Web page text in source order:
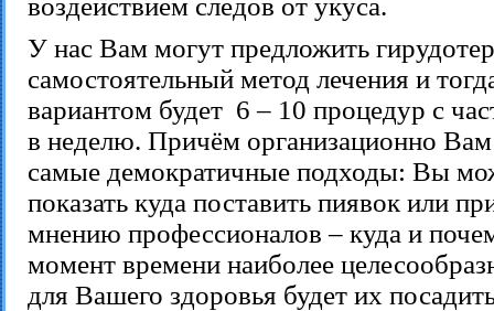
воздействием следов от укуса.
У нас Вам могут предложить
самостоятельный метод лечения и
вариантом будет 6 – 10 процедур с
в неделю. Причём организационно Вам
самые демократичные подходы: Вы
показать куда поставить пиявок или
мнению профессионалов – куда и
момент времени наиболее
для Вашего здоровья будет их